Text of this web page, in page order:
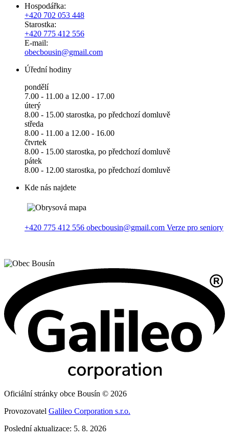
Hospodářka:
+420 702 053 448
Starostka:
+420 775 412 556
E-mail:
obecbousin@gmail.com
Úřední hodiny
pondělí
7.00 - 11.00 a 12.00 - 17.00
úterý
8.00 - 15.00 starostka, po předchozí domluvě
středa
8.00 - 11.00 a 12.00 - 16.00
čtvrtek
8.00 - 15.00 starostka, po předchozí domluvě
pátek
8.00 - 12.00 starostka, po předchozí domluvě
Kde nás najdete
+420 775 412 556 obecbousin@gmail.com Verze pro seniory
Oficiální stránky obce Bousín © 2026
Provozovatel Galileo Corporation s.r.o.
Poslední aktualizace: 5. 8. 2026